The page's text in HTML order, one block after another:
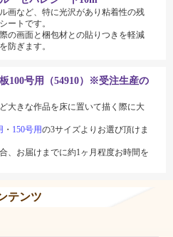
画など、特に光沢があり粘着性の残
ートです。
の画面と梱包材との貼りつきを軽減
防ぎます。
100号用（54910）※受注生産の
大きな作品を床に置いて描く際に大
・ 150号用の3サイズよりお選び頂けま
、お届けまでに約1ヶ月程度お時間を
テンツ